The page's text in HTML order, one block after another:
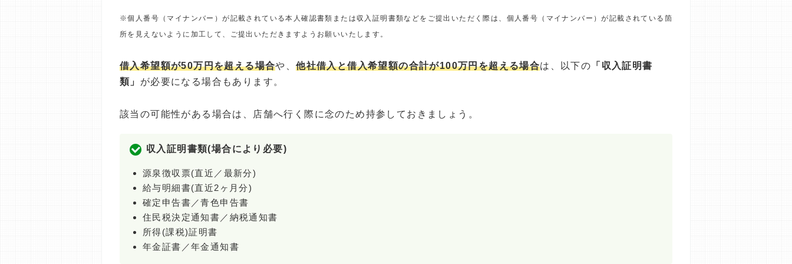
※個人番号（マイナンバー）が記載されている本人確認書類または収入証明書類などをご提出いただく際は、個人番号（マイナンバー）が記載されている箇
所を見えないように加工して、ご提出いただきますようお願いいたします。
借入希望額が50万円を超える場合や、他社借入と借入希望額の合計が100万円を超える場合は、以下の 「収入証明書
類」 が必要になる場合もあります。
該当の可能性がある場合は、店舗へ行く際に念のため持参しておきましょう。
収入証明書類(場合により必要)
源泉徴収票(直近／最新分)
給与明細書(直近2ヶ月分)
確定申告書／青色申告書
住民税決定通知書／納税通知書
所得(課税)証明書
年金証書／年金通知書